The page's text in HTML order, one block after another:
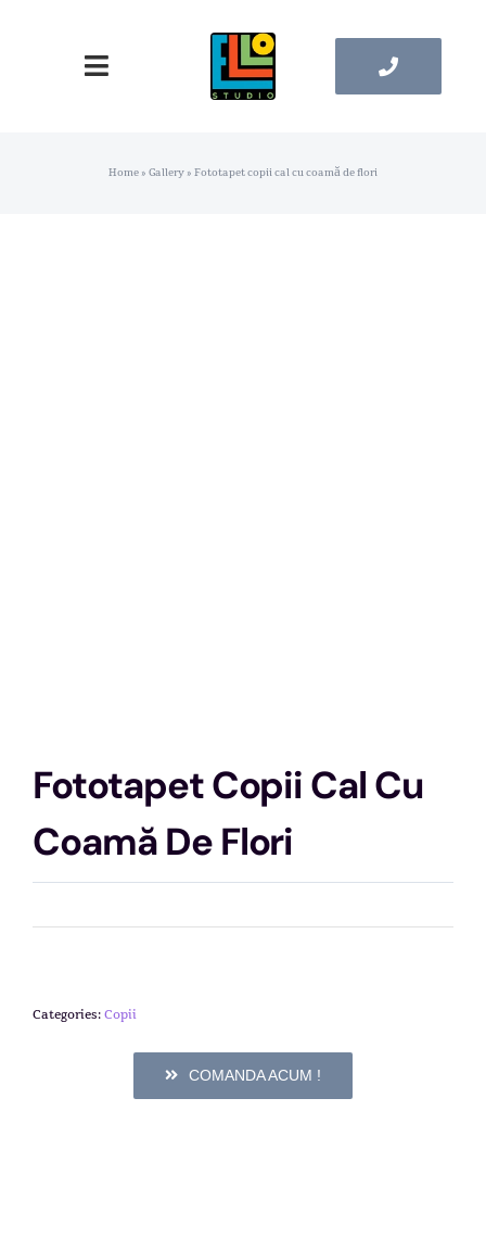
Toggle
Home»Gallery»Fototapet copii cal cu coamă de flori
Fototapet Copii Cal Cu
Coamă De Flori
Categories:Copii
COMANDA ACUM !